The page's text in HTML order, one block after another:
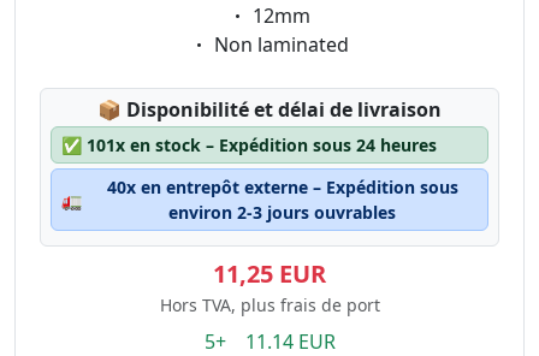
Eigenschaft:
12mm
Eigenschaft:
Non laminated
📦 Lagerstatus:
Disponibilité et délai de livraison
✅ 101x en stock – Expédition sous 24 heures
🚛
40x en entrepôt externe – Expédition sous
environ 2-3 jours ouvrables
11,25 EUR
Hors TVA, plus frais de port
5+ 11.14 EUR